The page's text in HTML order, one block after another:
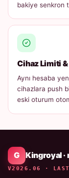
bakiye senkron
Cihaz Limiti &
Aynı hesaba
cihazlara push
eski oturum
Kingroyal
V2026.06 ·